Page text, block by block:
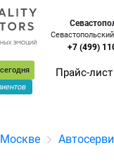
сегодня
+7 (499)
Прайс-лист